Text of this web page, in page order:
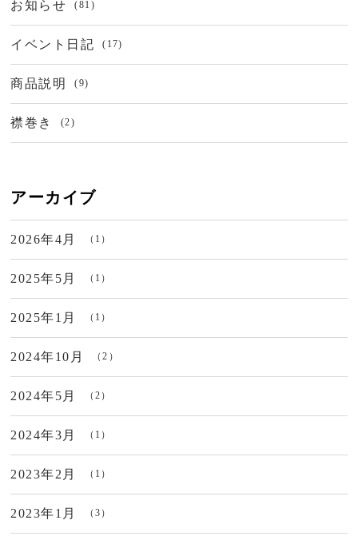
お知らせ (81)
イベント日記 (17)
商品説明 (9)
襟巻き (2)
アーカイブ
2026年4月 （1）
2025年5月 （1）
2025年1月 （1）
2024年10月 （2）
2024年5月 （2）
2024年3月 （1）
2023年2月 （1）
2023年1月 （3）